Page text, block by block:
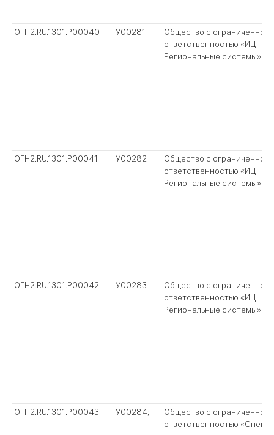
ОГН2.RU.1301.P00040 У00281
Общество с ограниченной
ответственностью «ИЦ
Региональные системы»
ОГН2.RU.1301.P00041 У00282
Общество с ограниченной
ответственностью «ИЦ
Региональные системы»
ОГН2.RU.1301.P00042 У00283
Общество с ограниченной
ответственностью «ИЦ
Региональные системы»
ОГН2.RU.1301.P00043 У00284;
Общество с ограниченной
ответственностью